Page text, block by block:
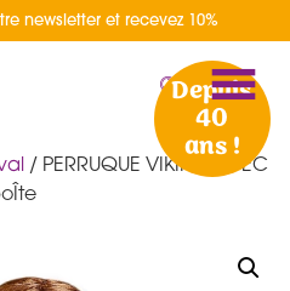
newsletter et recevez 10%
Depuis
40
ans !
/ PERRUQUE VIKING AVEC